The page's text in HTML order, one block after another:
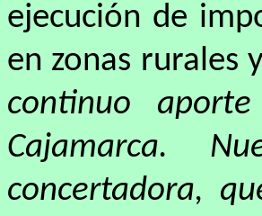
ejecución de
en zonas rurales
continuo
Cajamarca.
concertadora,